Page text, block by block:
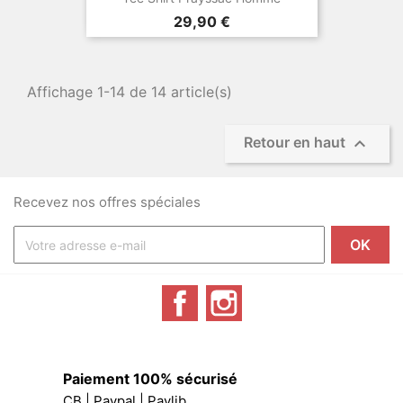
Prix
29,90 €
Affichage 1-14 de 14 article(s)
Retour en haut 
Recevez nos offres spéciales
Facebook
Paiement 100% sécurisé